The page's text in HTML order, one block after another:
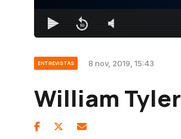
ENTREVISTAS 8 nov, 2019, 15:43
William Tyler